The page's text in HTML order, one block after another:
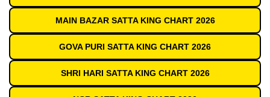
MAIN BAZAR SATTA KING CHART 2026
GOVA PURI SATTA KING CHART 2026
SHRI HARI SATTA KING CHART 2026